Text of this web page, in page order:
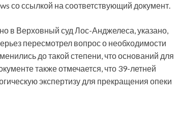
со ссылкой на соответствующий документ.
в Верховный суд Лос-Анджелеса, указано,
пересмотрел вопрос о необходимости
до такой степени, что оснований для
также отмечается, что 39-летней
экспертизу для прекращения опеки